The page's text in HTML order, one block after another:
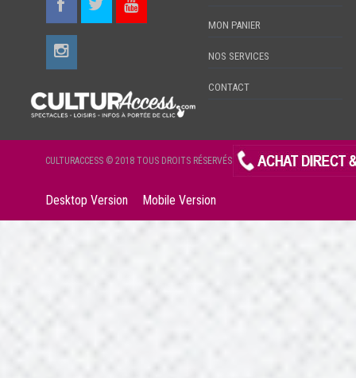
MON PANIER
NOS SERVICES
CONTACT
CULTURACCESS © 2018 TOUS DROITS RÉSERVÉS
Desktop Version Mobile Version